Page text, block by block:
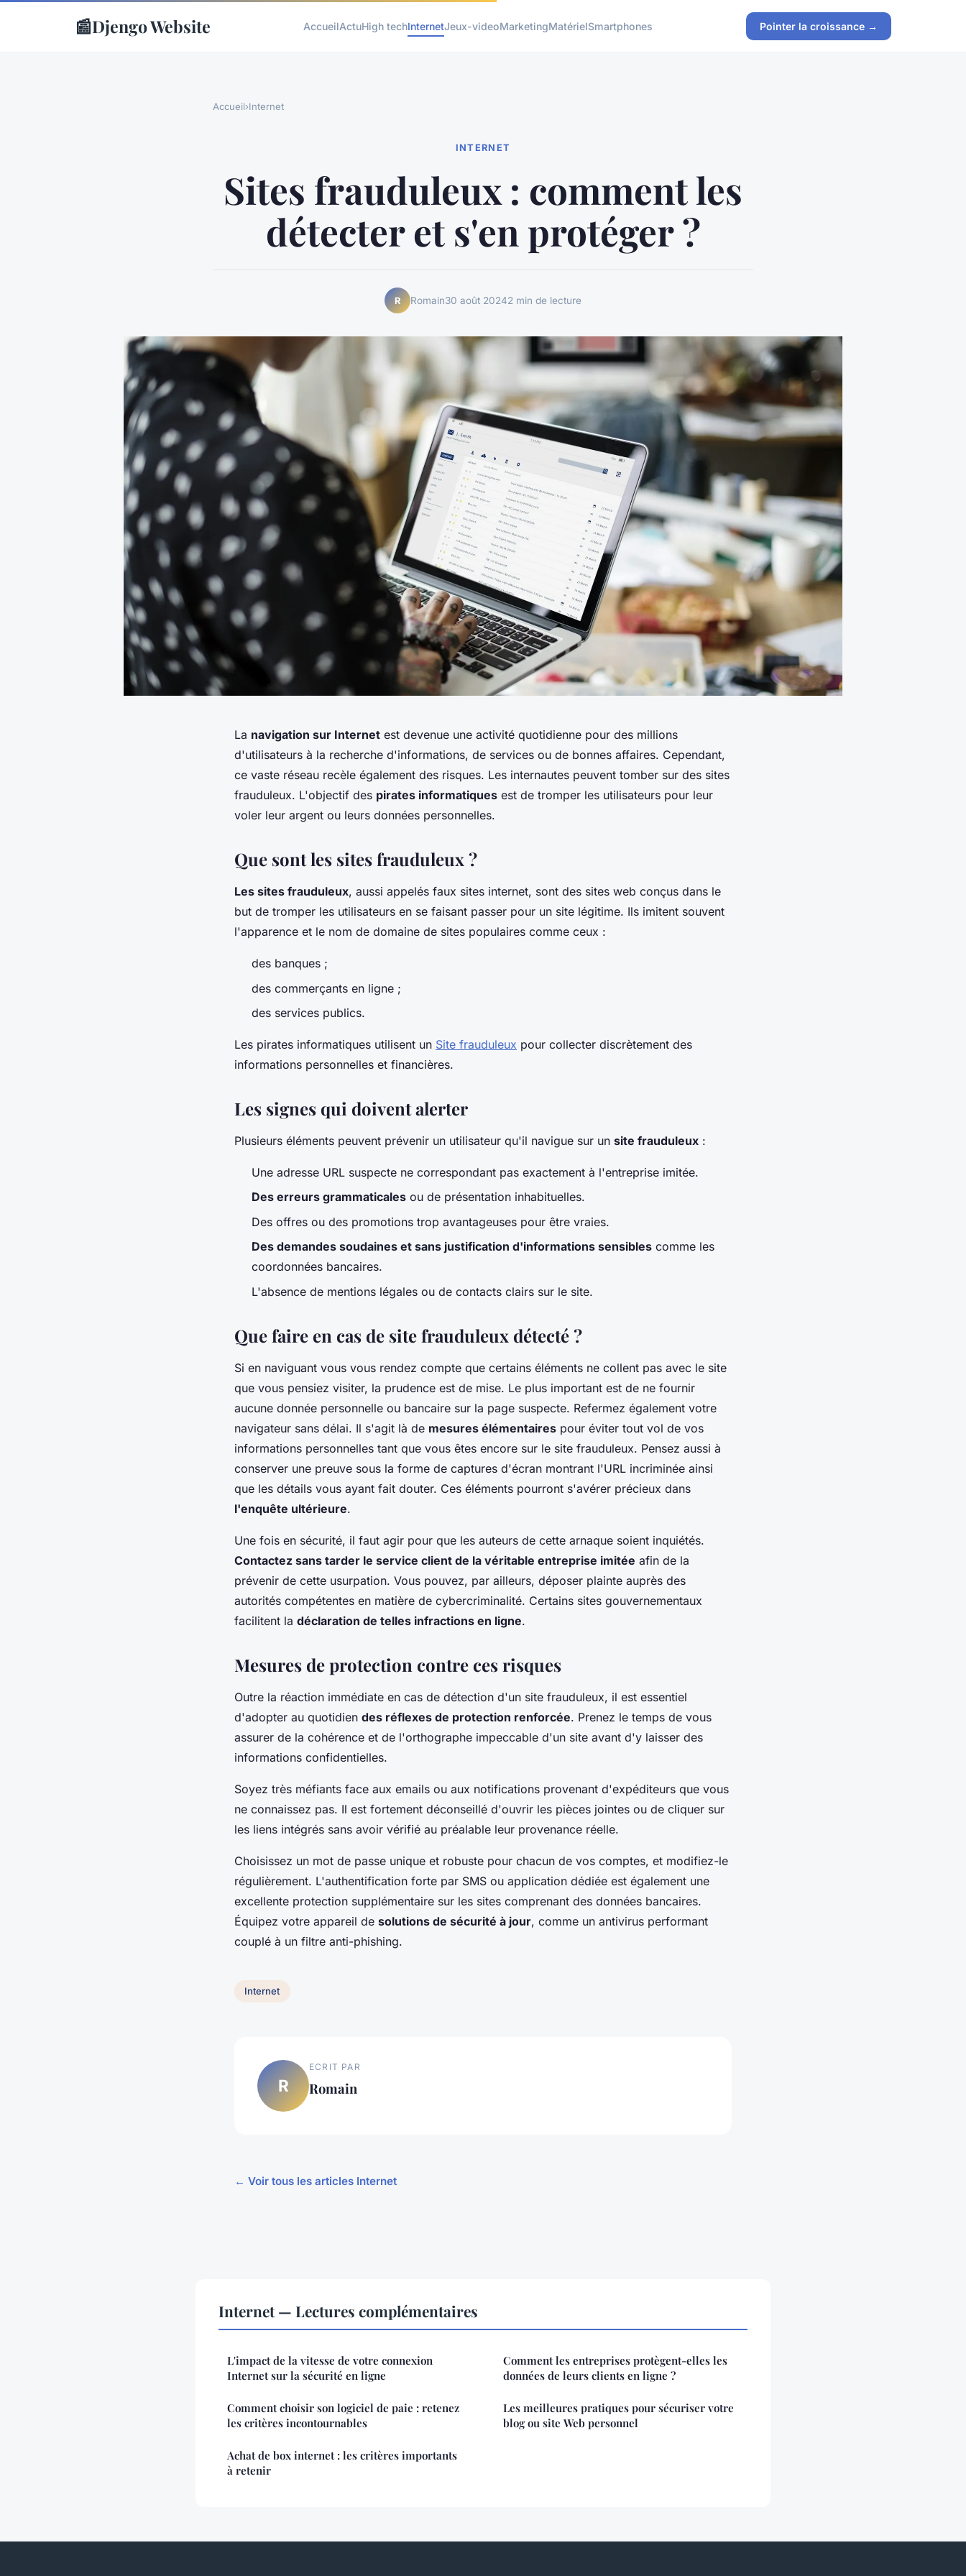
📰Djengo Website AccueilActuHigh techInternetJeux-videoMarketingMatérielSmartphones Pointer la croissance →
Accueil›Internet
INTERNET
Sites frauduleux : comment les
détecter et s'en protéger ?
R Romain30 août 20242 min de lecture
La navigation sur Internet est devenue une activité quotidienne pour des millions
d'utilisateurs à la recherche d'informations, de services ou de bonnes affaires. Cependant,
ce vaste réseau recèle également des risques. Les internautes peuvent tomber sur des sites
frauduleux. L'objectif des pirates informatiques est de tromper les utilisateurs pour leur
voler leur argent ou leurs données personnelles.
Que sont les sites frauduleux ?
Les sites frauduleux, aussi appelés faux sites internet, sont des sites web conçus dans le
but de tromper les utilisateurs en se faisant passer pour un site légitime. Ils imitent souvent
l'apparence et le nom de domaine de sites populaires comme ceux :
des banques ;
des commerçants en ligne ;
des services publics.
Les pirates informatiques utilisent un Site frauduleux pour collecter discrètement des
informations personnelles et financières.
Les signes qui doivent alerter
Plusieurs éléments peuvent prévenir un utilisateur qu'il navigue sur un site frauduleux :
Une adresse URL suspecte ne correspondant pas exactement à l'entreprise imitée.
Des erreurs grammaticales ou de présentation inhabituelles.
Des offres ou des promotions trop avantageuses pour être vraies.
Des demandes soudaines et sans justification d'informations sensibles comme les
coordonnées bancaires.
L'absence de mentions légales ou de contacts clairs sur le site.
Que faire en cas de site frauduleux détecté ?
Si en naviguant vous vous rendez compte que certains éléments ne collent pas avec le site
que vous pensiez visiter, la prudence est de mise. Le plus important est de ne fournir
aucune donnée personnelle ou bancaire sur la page suspecte. Refermez également votre
navigateur sans délai. Il s'agit là de mesures élémentaires pour éviter tout vol de vos
informations personnelles tant que vous êtes encore sur le site frauduleux. Pensez aussi à
conserver une preuve sous la forme de captures d'écran montrant l'URL incriminée ainsi
que les détails vous ayant fait douter. Ces éléments pourront s'avérer précieux dans
l'enquête ultérieure.
Une fois en sécurité, il faut agir pour que les auteurs de cette arnaque soient inquiétés.
Contactez sans tarder le service client de la véritable entreprise imitée afin de la
prévenir de cette usurpation. Vous pouvez, par ailleurs, déposer plainte auprès des
autorités compétentes en matière de cybercriminalité. Certains sites gouvernementaux
facilitent la déclaration de telles infractions en ligne.
Mesures de protection contre ces risques
Outre la réaction immédiate en cas de détection d'un site frauduleux, il est essentiel
d'adopter au quotidien des réflexes de protection renforcée. Prenez le temps de vous
assurer de la cohérence et de l'orthographe impeccable d'un site avant d'y laisser des
informations confidentielles.
Soyez très méfiants face aux emails ou aux notifications provenant d'expéditeurs que vous
ne connaissez pas. Il est fortement déconseillé d'ouvrir les pièces jointes ou de cliquer sur
les liens intégrés sans avoir vérifié au préalable leur provenance réelle.
Choisissez un mot de passe unique et robuste pour chacun de vos comptes, et modifiez-le
régulièrement. L'authentification forte par SMS ou application dédiée est également une
excellente protection supplémentaire sur les sites comprenant des données bancaires.
Équipez votre appareil de solutions de sécurité à jour, comme un antivirus performant
couplé à un filtre anti-phishing.
Internet
R
ECRIT PAR
Romain
← Voir tous les articles Internet
Internet — Lectures complémentaires
L'impact de la vitesse de votre connexion
Internet sur la sécurité en ligne
Comment choisir son logiciel de paie : retenez
les critères incontournables
Achat de box internet : les critères importants
à retenir
Comment les entreprises protègent-elles les
données de leurs clients en ligne ?
Les meilleures pratiques pour sécuriser votre
blog ou site Web personnel